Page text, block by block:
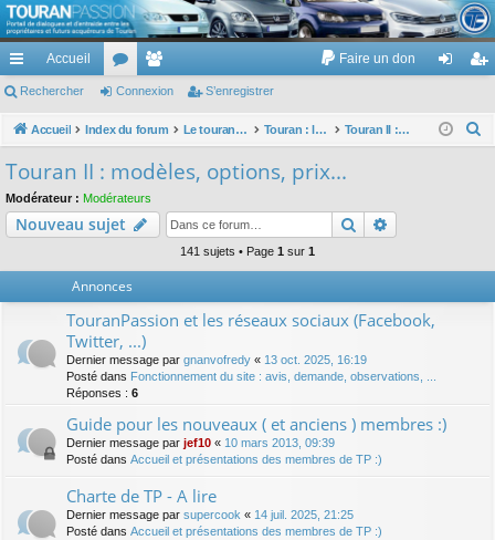
TouranPassion
Le forum des propriétaires ou futurs acquéreurs du Volkswagen Touran
cc
ès
pi
de
Accueil
or
u
e
m
Faire un don
ne nr
Rechercher Connexion S’enregistrer
Accueil Index du forum Le touran dans ses versions I (V1 V2 V3) et II ... Touran : les modèles, les prix, les achats, les options, ... Touran II : modèles, options, prix...
c
Touran II : modèles, options, prix...
Modérateur : Modérateurs
Nouveau sujet Rechercher
141 sujets • Page 1 sur 1
Annonces
TouranPassion et les réseaux sociaux (Facebook,
Twitter, ...)
Dernier message par gnanvofredy « 13 oct. 2025, 16:19
Posté dans Fonctionnement du site : avis, demande, observations, ...
Réponses : 6
Guide pour les nouveaux ( et anciens ) membres :)
Dernier message par jef10 « 10 mars 2013, 09:39
Posté dans Accueil et présentations des membres de TP :)
Charte de TP - A lire
Dernier message par supercook « 14 juil. 2025, 21:25
Posté dans Accueil et présentations des membres de TP :)